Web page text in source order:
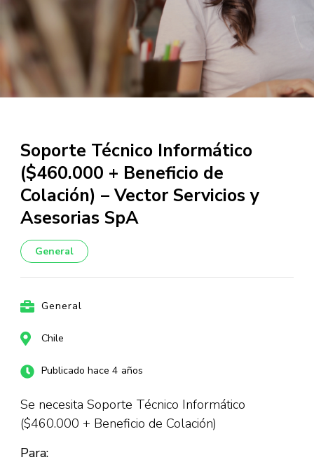
Soporte Técnico Informático
($460.000 + Beneficio de
Colación) – Vector Servicios y
Asesorias SpA
General
General
Chile
Publicado hace 4 años
Se necesita Soporte Técnico Informático
($460.000 + Beneficio de Colación)
Para: